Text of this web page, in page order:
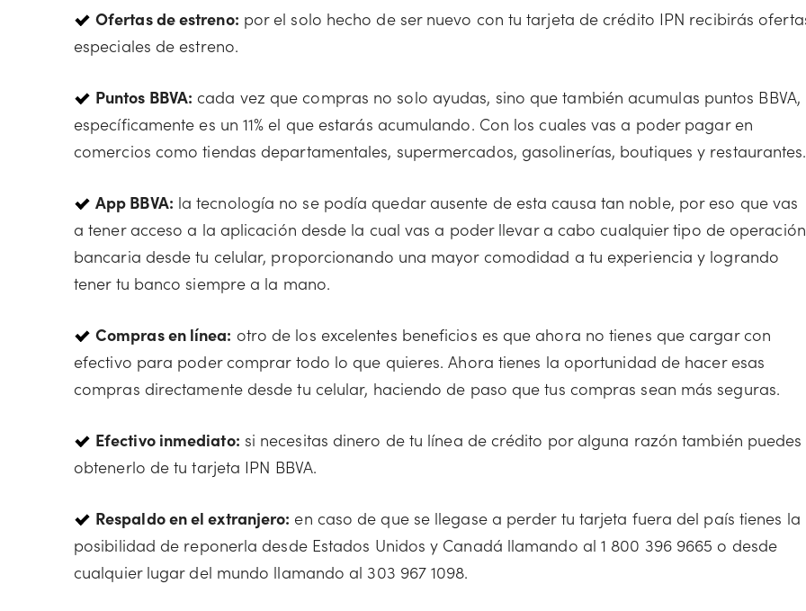
Ofertas de estreno: por el solo hecho de ser nuevo con tu tarjeta de crédito IPN recibirás
especiales de estreno.
Puntos BBVA: cada vez que compras no solo ayudas, sino que también acumulas puntos BBVA,
específicamente es un 11% el que estarás acumulando. Con los cuales vas a poder pagar en
comercios como tiendas departamentales, supermercados, gasolinerías, boutiques y restaurantes.
App BBVA: la tecnología no se podía quedar ausente de esta causa tan noble, por eso que vas
a tener acceso a la aplicación desde la cual vas a poder llevar a cabo cualquier tipo de operación
bancaria desde tu celular, proporcionando una mayor comodidad a tu experiencia y logrando
tener tu banco siempre a la mano.
Compras en línea: otro de los excelentes beneficios es que ahora no tienes que cargar con
efectivo para poder comprar todo lo que quieres. Ahora tienes la oportunidad de hacer esas
compras directamente desde tu celular, haciendo de paso que tus compras sean más seguras.
Efectivo inmediato: si necesitas dinero de tu línea de crédito por alguna razón también puedes
obtenerlo de tu tarjeta IPN BBVA.
Respaldo en el extranjero: en caso de que se llegase a perder tu tarjeta fuera del país tienes la
posibilidad de reponerla desde Estados Unidos y Canadá llamando al 1 800 396 9665 o desde
cualquier lugar del mundo llamando al 303 967 1098.